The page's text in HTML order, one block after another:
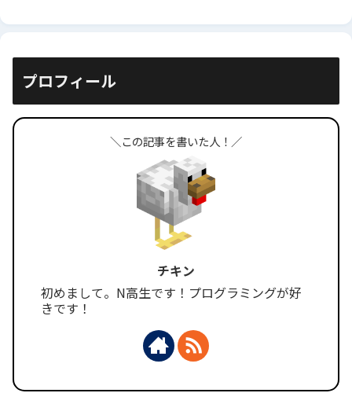
プロフィール
＼この記事を書いた人！／
チキン
初めまして。N高生です！プログラミングが好
きです！